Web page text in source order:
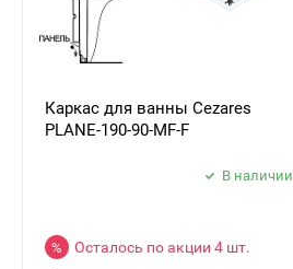
Каркас для ванны Cezares
PLANE-190-90-MF-F
В наличии
% Осталось по акции 4 шт.